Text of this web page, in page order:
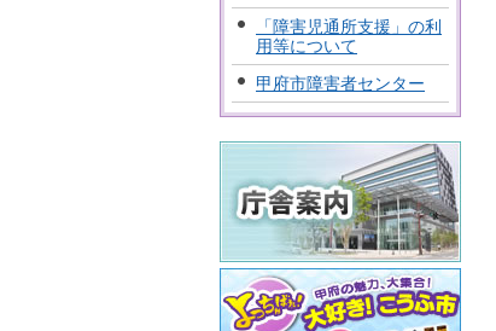
「障害児通所支援」の利
用等について
甲府市障害者センター